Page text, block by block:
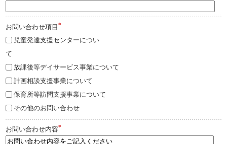
お問い合わせ項目*
児童発達支援センターについ
て
放課後等デイサービス事業について
計画相談支援事業について
保育所等訪問支援事業について
その他のお問い合わせ
お問い合わせ内容*